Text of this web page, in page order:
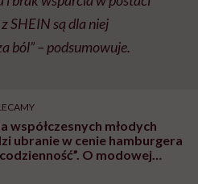
SHEIN są dla niej
ból” – podsumowuje.
współczesnych młodych
ubranie w cenie hamburgera
O modowej